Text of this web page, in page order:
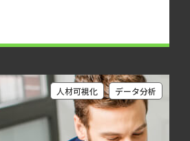
人材可視化 データ分析